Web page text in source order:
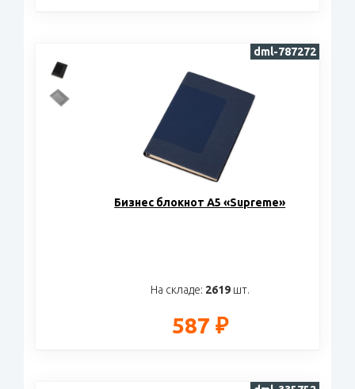
Бизнес блокнот А5 «Supreme»
На складе: 2619шт.
587 ₽
dml-787272